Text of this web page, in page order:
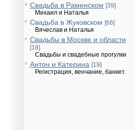
Свадьба в Раменском [39]
Михаил и Наталья
Свадьба в Жуковском [66]
Вячеслав и Наталья
Свадьбы в Москве и области
[18]
Свадьбы и свадебные прогулки
Антон и Катерина [19]
Регистрация, венчание, банкет.